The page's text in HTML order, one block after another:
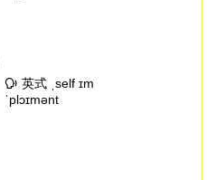
英式 ˌself ɪm
ˈplɔɪmənt